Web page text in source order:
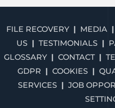
FILE RECOVERY MEDIA
US
TESTIMONIALS
GLOSSARY
CONTACT
GDPR
COOKIES
SERVICES
JOB